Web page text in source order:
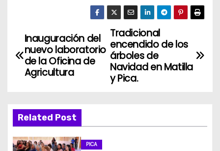
N
a
g
a
Tradicional
encendido de los
árboles de
Navidad en Matilla
y Pica.
Inauguración del
nuevo laboratorio
de la Oficina de
Agricultura
Related Post
PICA